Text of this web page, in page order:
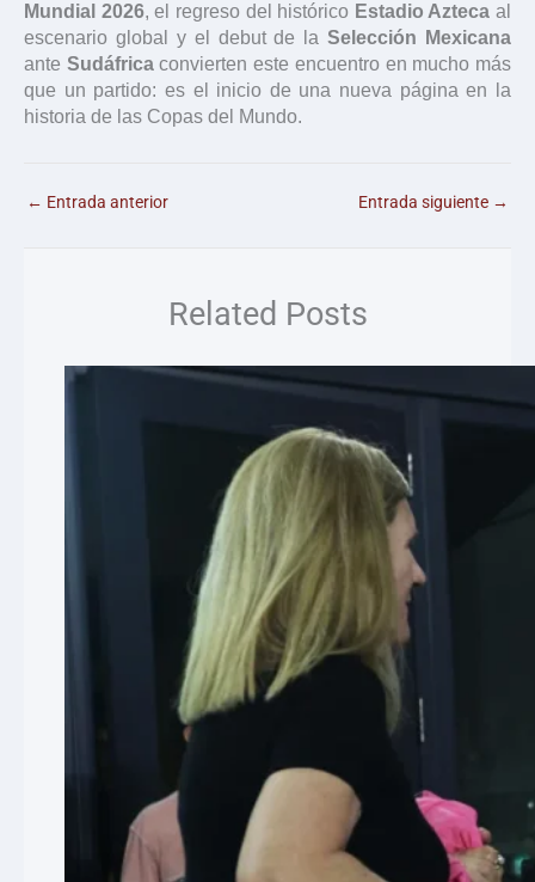
Mundial 2026, el regreso del histórico Estadio Azteca al
escenario global y el debut de laSelección Mexicana
ante Sudáfricaconvierten este encuentro en mucho más
que un partido: es el inicio de una nueva página en la
historia de las Copas del Mundo.
← Entrada anterior Entrada siguiente →
Related Posts